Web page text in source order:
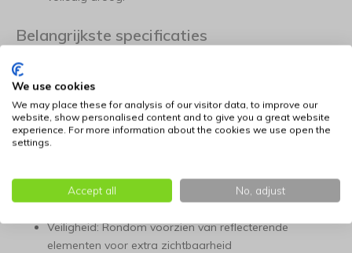
Belangrijkste specificaties
Kleur: Lime (beschikbaar in diverse varianten)
Functionaliteit: Drievoudig verstelbaar in lengte
musketonhaken
Veiligheid: Rondom voorzien van reflecterende
elementen voor extra zichtbaarheid
We use cookies
We may place these for analysis of our visitor data, to improve our
website, show personalised content and to give you a great website
experience. For more information about the cookies we use open the
settings.
Accept all No, adjust